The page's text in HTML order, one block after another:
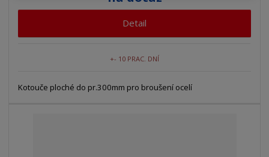
Detail
+- 10 PRAC. DNÍ
Kotouče ploché do pr.300mm pro broušení ocelí